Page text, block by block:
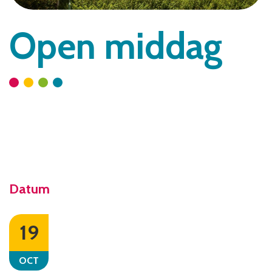
Open middag
Datum
19
OCT